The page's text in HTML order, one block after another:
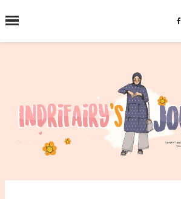
SEARCH THIS